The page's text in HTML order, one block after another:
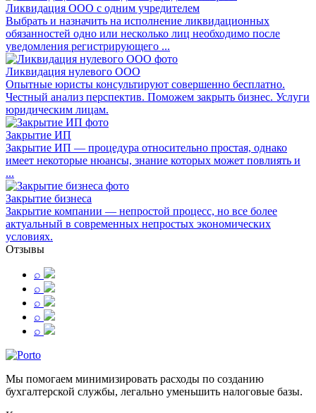
Ликвидация ООО с одним учредителем
Выбрать и назначить на исполнение ликвидационных
обязанностей одно или несколько лиц необходимо после
уведомления регистрирующего ...
Ликвидация нулевого ООО
Опытные юристы консультируют совершенно бесплатно.
Честный анализ перспектив. Поможем закрыть бизнес. Услуги
юридическим лицам.
Закрытие ИП
Закрытие ИП — процедура относительно простая, однако
имеет некоторые нюансы, знание которых может повлиять и
...
Закрытие бизнеса
Закрытие компании — непростой процесс, но все более
актуальный в современных непростых экономических
условиях.
Отзывы
⌕
⌕
⌕
⌕
⌕
Мы помогаем минимизировать расходы по созданию
бухгалтерской службы, легально уменьшить налоговые базы.